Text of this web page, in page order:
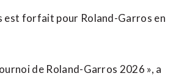
est forfait pour Roland-Garros en
de Roland-Garros 2026 », a